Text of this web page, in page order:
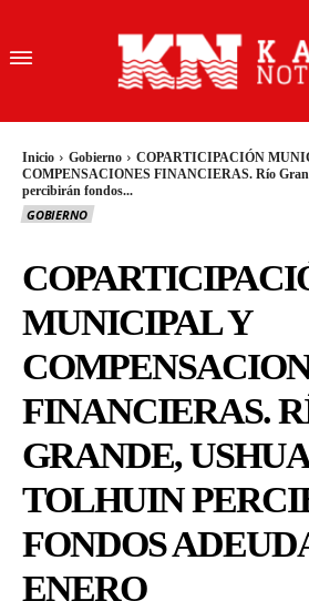
Inicio Gobierno
COPARTICIPACIÓN
COMPENSACIONES FINANCIERAS. Río
percibirán fondos...
GOBIERNO
MUNICIPAL Y
FINANCIERAS.
GRANDE,
TOLHUIN
FONDOS
ENERO